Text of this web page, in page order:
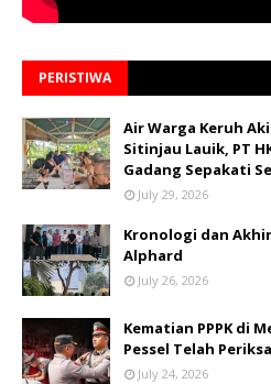
PERISTIWA
Air Warga Keruh
Sitinjau Lauik, PT
Gadang Sepakati
July 29, 2026
Kronologi dan
Alphard
July 26, 2026
Kematian PPPK di
Pessel Telah
July 24, 2026